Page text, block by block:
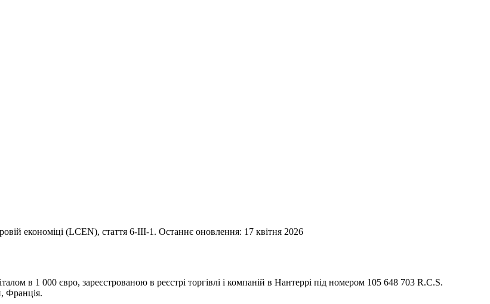
економіці (LCEN), стаття 6-III-1. Останнє оновлення: 17 квітня 2026
в 1 000 євро, зареєстрованою в реєстрі торгівлі і компаній в Нантеррі під номером 105 648 703 R.C.S.
Франція.